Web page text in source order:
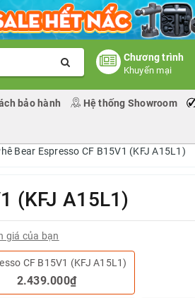
Chương trình
Khuyến mại
bảo hành Hệ thống Showroom
Bear Espresso CF B15V1 (KFJ A15L1)
(KFJ A15L1)
giá của bạn
CF B15V1 (KFJ A15L1)
2.439.000₫